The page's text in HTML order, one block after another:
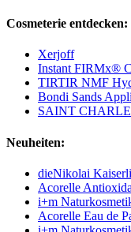
Cosmeterie entdecken:
Xerjoff
Instant FIRMx®
TIRTIR NMF
Bondi Sands
SAINT
Neuheiten:
dieNikolai
Acorelle
i+m
Acorelle Eau de